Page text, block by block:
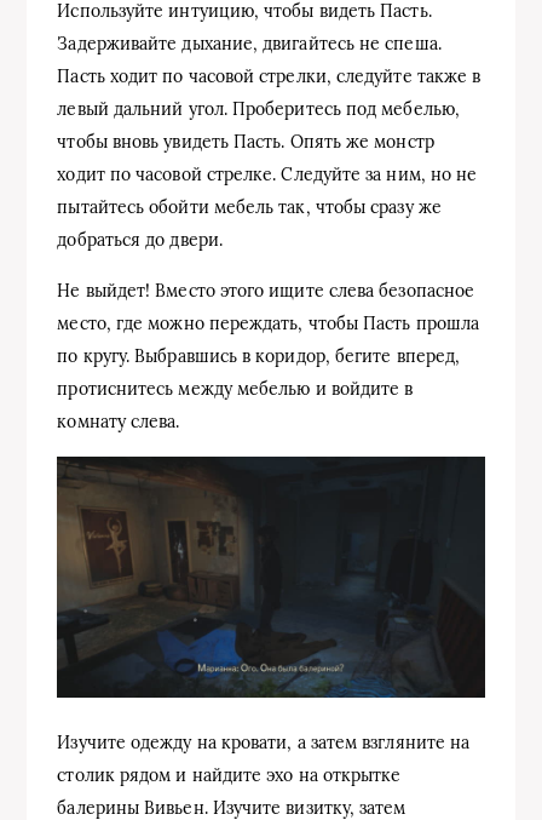
Используйте интуицию, чтобы видеть Пасть.
Задерживайте дыхание, двигайтесь не спеша.
Пасть ходит по часовой стрелки, следуйте также в
левый дальний угол. Проберитесь под мебелью,
чтобы вновь увидеть Пасть. Опять же монстр
ходит по часовой стрелке. Следуйте за ним, но не
пытайтесь обойти мебель так, чтобы сразу же
добраться до двери.
Не выйдет! Вместо этого ищите слева безопасное
место, где можно переждать, чтобы Пасть прошла
по кругу. Выбравшись в коридор, бегите вперед,
протиснитесь между мебелью и войдите в
комнату слева.
Изучите одежду на кровати, а затем взгляните на
столик рядом и найдите эхо на открытке
балерины Вивьен. Изучите визитку, затем